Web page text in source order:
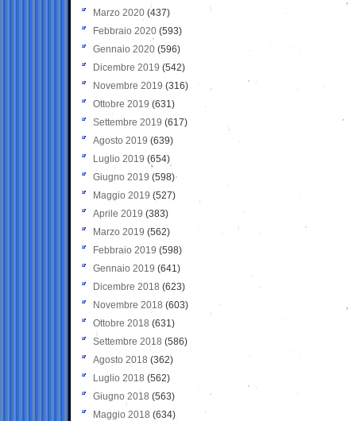
Marzo 2020 (437)
Febbraio 2020 (593)
Gennaio 2020 (596)
Dicembre 2019 (542)
Novembre 2019 (316)
Ottobre 2019 (631)
Settembre 2019 (617)
Agosto 2019 (639)
Luglio 2019 (654)
Giugno 2019 (598)
Maggio 2019 (527)
Aprile 2019 (383)
Marzo 2019 (562)
Febbraio 2019 (598)
Gennaio 2019 (641)
Dicembre 2018 (623)
Novembre 2018 (603)
Ottobre 2018 (631)
Settembre 2018 (586)
Agosto 2018 (362)
Luglio 2018 (562)
Giugno 2018 (563)
Maggio 2018 (634)